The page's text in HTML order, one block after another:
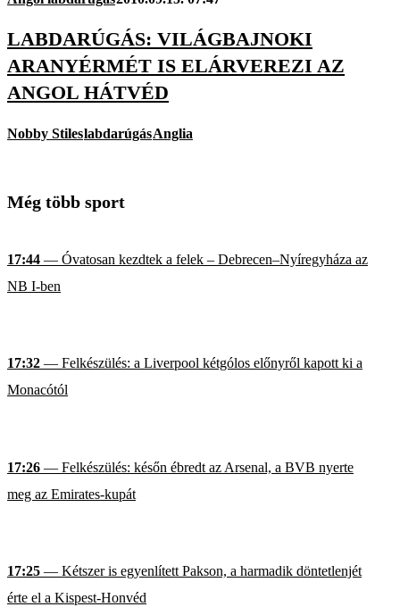
LABDARÚGÁS: VILÁGBAJNOKI
ARANYÉRMÉT IS ELÁRVEREZI AZ
ANGOL HÁTVÉD
Nobby StileslabdarúgásAnglia
Még több sport
17:44 — Óvatosan kezdtek a felek – Debrecen–Nyíregyháza az
NB I-ben
17:32 — Felkészülés: a Liverpool kétgólos előnyről kapott ki a
Monacótól
17:26 — Felkészülés: későn ébredt az Arsenal, a BVB nyerte
meg az Emirates-kupát
17:25 — Kétszer is egyenlített Pakson, a harmadik döntetlenjét
érte el a Kispest-Honvéd